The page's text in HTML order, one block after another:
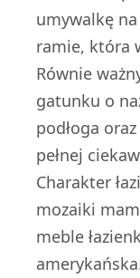
umywalkę
ramie, która
Równie
gatunku o
podłoga
pełnej
Charakter
mozaiki
meble